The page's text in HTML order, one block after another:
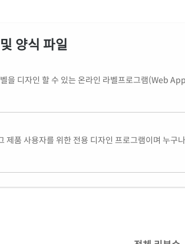
양식 파일
을 디자인 할 수 있는 온라인 라벨프로그램(Web
제품 사용자를 위한 전용 디자인 프로그램이며 누